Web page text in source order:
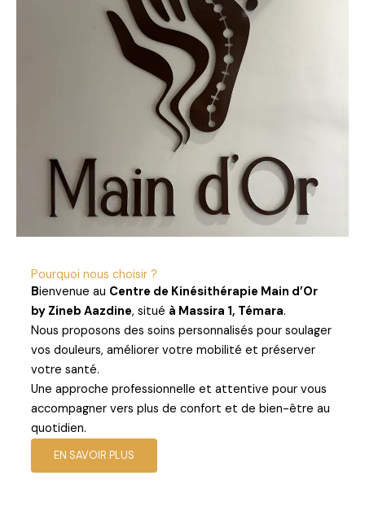
Pourquoi nous choisir ?
Bienvenue au Centre de Kinésithérapie Main d’Or
by Zineb Aazdine, situé à Massira 1, Témara.
Nous proposons des soins personnalisés pour soulager
vos douleurs, améliorer votre mobilité et préserver
votre santé.
Une approche professionnelle et attentive pour vous
accompagner vers plus de confort et de bien-être au
quotidien.
EN SAVOIR PLUS